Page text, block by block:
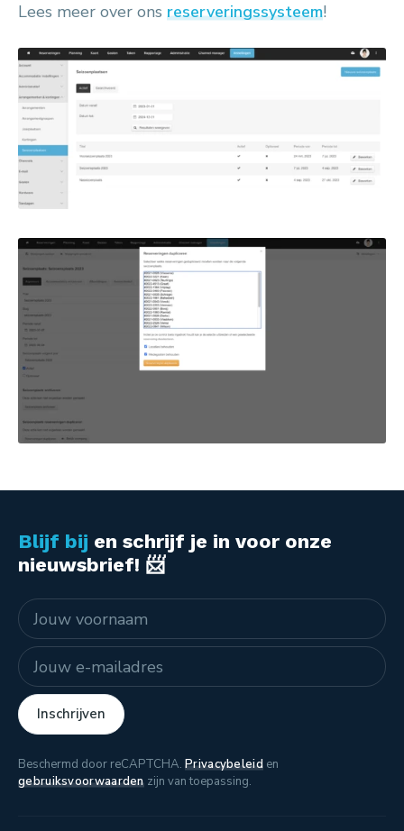
Lees meer over ons reserveringssysteem!
Blijf bij en schrijf je in voor onze
nieuwsbrief! 📨
Naam
E-mailadres
Inschrijven
Beschermd door reCAPTCHA. Privacybeleiden
gebruiksvoorwaardenzijn van toepassing.